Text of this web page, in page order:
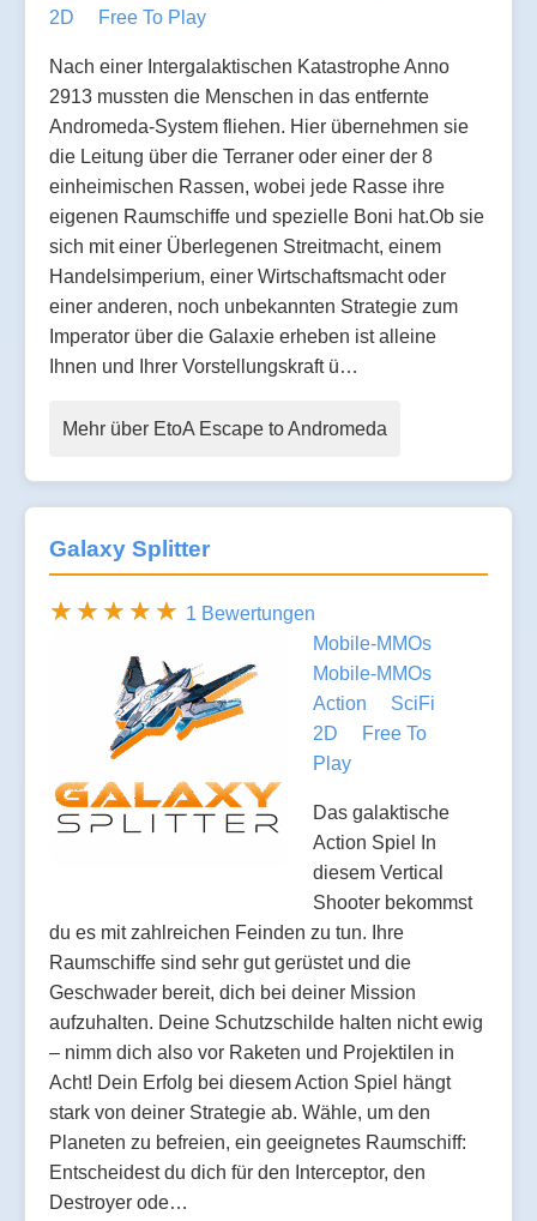
2D
Free To Play
Nach einer Intergalaktischen Katastrophe Anno
2913 mussten die Menschen in das entfernte
Andromeda-System fliehen. Hier übernehmen sie
die Leitung über die Terraner oder einer der 8
einheimischen Rassen, wobei jede Rasse ihre
eigenen Raumschiffe und spezielle Boni hat.Ob sie
sich mit einer Überlegenen Streitmacht, einem
Handelsimperium, einer Wirtschaftsmacht oder
einer anderen, noch unbekannten Strategie zum
Imperator über die Galaxie erheben ist alleine
Ihnen und Ihrer Vorstellungskraft ü…
Mehr über EtoA Escape to Andromeda
Galaxy Splitter
1 Bewertungen
Mobile-MMOs
Mobile-MMOs
Action
SciFi
2D
Free To
Play
Das galaktische
Action Spiel In
diesem Vertical
Shooter bekommst
du es mit zahlreichen Feinden zu tun. Ihre
Raumschiffe sind sehr gut gerüstet und die
Geschwader bereit, dich bei deiner Mission
aufzuhalten. Deine Schutzschilde halten nicht ewig
– nimm dich also vor Raketen und Projektilen in
Acht! Dein Erfolg bei diesem Action Spiel hängt
stark von deiner Strategie ab. Wähle, um den
Planeten zu befreien, ein geeignetes Raumschiff:
Entscheidest du dich für den Interceptor, den
Destroyer ode…